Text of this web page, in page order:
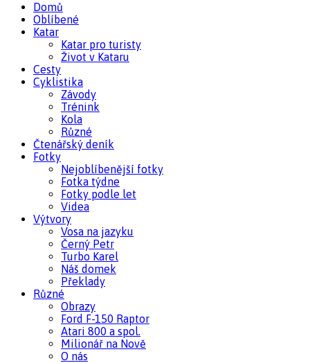
Domů
Oblíbené
Katar
Katar pro turisty
Život v Kataru
Cesty
Cyklistika
Závody
Trénink
Kola
Různé
Čtenářský deník
Fotky
Nejoblíbenější fotky
Fotka týdne
Fotky podle let
Videa
Výtvory
Vosa na jazyku
Černý Petr
Turbo Karel
Náš domek
Překlady
Různé
Obrazy
Ford F-150 Raptor
Atari 800 a spol.
Milionář na Nově
O nás